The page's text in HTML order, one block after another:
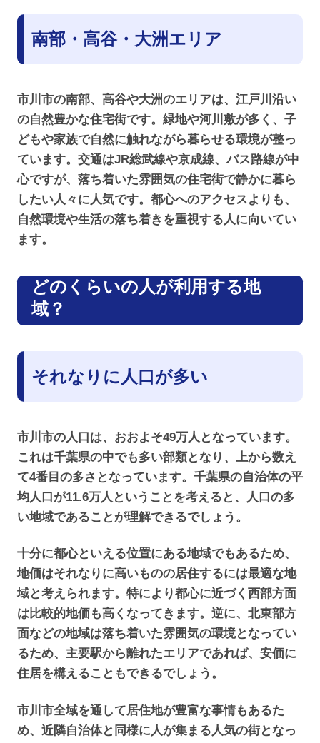
南部・高谷・大洲エリア
市川市の南部、高谷や大洲のエリアは、江戸川沿い
の自然豊かな住宅街です。緑地や河川敷が多く、子
どもや家族で自然に触れながら暮らせる環境が整っ
ています。交通はJR総武線や京成線、バス路線が中
心ですが、落ち着いた雰囲気の住宅街で静かに暮ら
したい人々に人気です。都心へのアクセスよりも、
自然環境や生活の落ち着きを重視する人に向いてい
ます。
どのくらいの人が利用する地
域？
それなりに人口が多い
市川市の人口は、おおよそ49万人となっています。
これは千葉県の中でも多い部類となり、上から数え
て4番目の多さとなっています。千葉県の自治体の平
均人口が11.6万人ということを考えると、人口の多
い地域であることが理解できるでしょう。
十分に都心といえる位置にある地域でもあるため、
地価はそれなりに高いものの居住するには最適な地
域と考えられます。特により都心に近づく西部方面
は比較的地価も高くなってきます。逆に、北東部方
面などの地域は落ち着いた雰囲気の環境となってい
るため、主要駅から離れたエリアであれば、安価に
住居を構えることもできるでしょう。
市川市全域を通して居住地が豊富な事情もあるた
め、近隣自治体と同様に人が集まる人気の街となっ